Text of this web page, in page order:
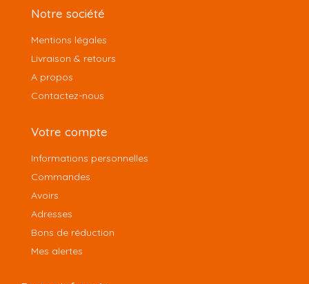
Notre société
Mentions légales
Livraison & retours
A propos
Contactez-nous
Votre compte
Informations personnelles
Commandes
Avoirs
Adresses
Bons de réduction
Mes alertes